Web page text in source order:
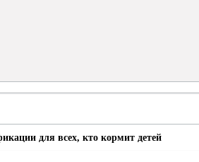
для всех, кто кормит детей